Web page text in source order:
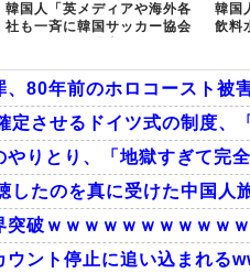
韓国人「英メディアや海外各
社も一斉に韓国サッカー協会
韓国
飲料
、80年前のホロコースト
定させるドイツ式の制度、
やりとり、「地獄すぎて
したのを真に受けた中国人
突破ｗｗｗｗｗｗｗｗｗｗ
ウント停止に追い込まれる